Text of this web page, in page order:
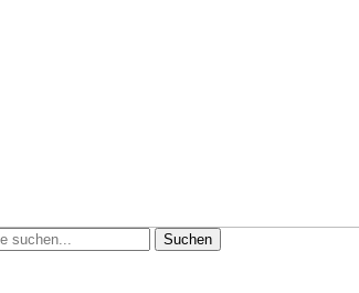
Suchen